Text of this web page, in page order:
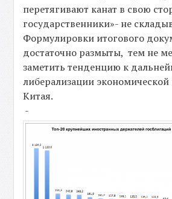
перетягивают канат в свою
государственники»- не
Формулировки итогового
достаточно размыты, тем не
заметить тенденцию к
либерализации
Китая.
-